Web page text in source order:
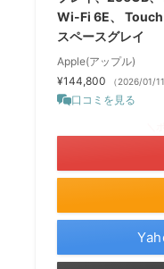
Wi-Fi 6E、 Touch
スペースグレイ
Apple(アップル)
¥144,800
（2026/01/
口コミを見る